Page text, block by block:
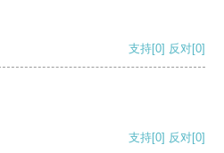
支持[0] 反对[0]
支持[0] 反对[0]